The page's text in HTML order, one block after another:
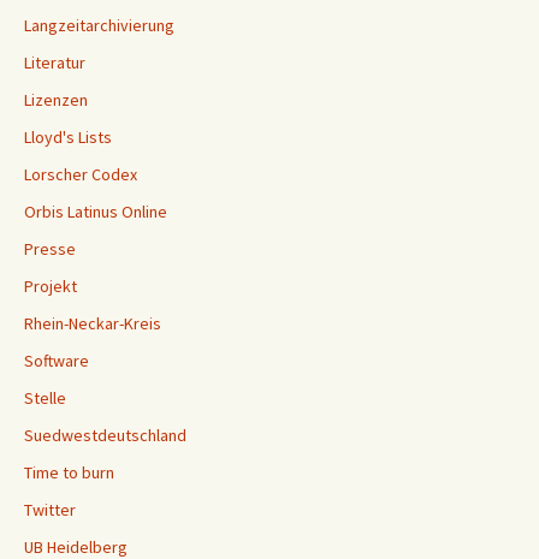
Langzeitarchivierung
Literatur
Lizenzen
Lloyd's Lists
Lorscher Codex
Orbis Latinus Online
Presse
Projekt
Rhein-Neckar-Kreis
Software
Stelle
Suedwestdeutschland
Time to burn
Twitter
UB Heidelberg